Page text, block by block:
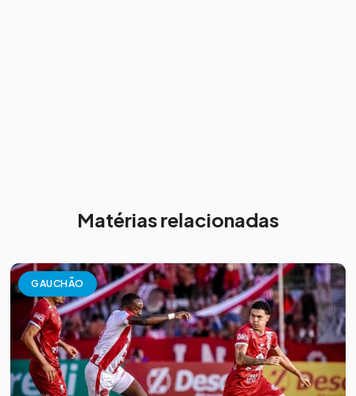
Matérias relacionadas
GAUCHÃO